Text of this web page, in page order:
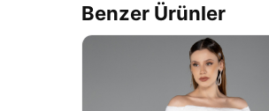
Benzer Ürünler